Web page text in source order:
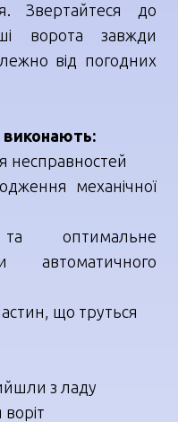
Звертайтеся до
ворота завжди
від погодних
виконають:
несправностей
механічної
та оптимальне
автоматичного
що труться
з ладу